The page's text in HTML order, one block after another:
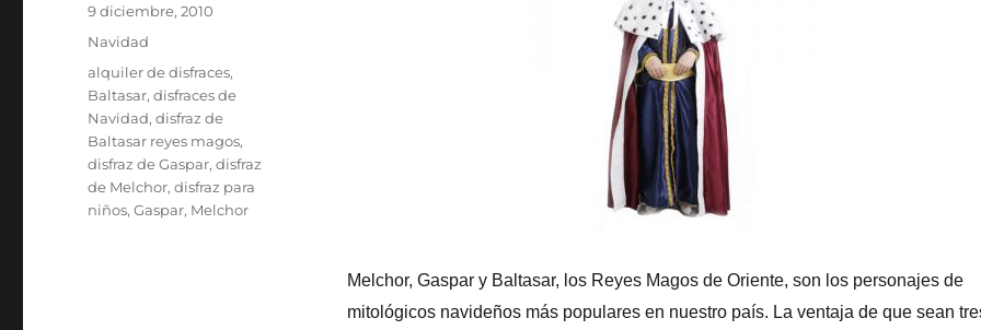
Melchor, Gaspar y Baltasar, los Reyes Magos de Oriente, son los personajes de
mitológicos navideños más populares en nuestro país. La ventaja de que sean
Publicado
9 diciembre, 2010
Categorías
Navidad
Etiquetas
alquiler de disfraces,
Baltasar,disfraces de
Navidad,disfraz de
Baltasar reyes magos,
disfraz de Gaspar,disfraz
de Melchor,disfraz para
niños,Gaspar, Melchor